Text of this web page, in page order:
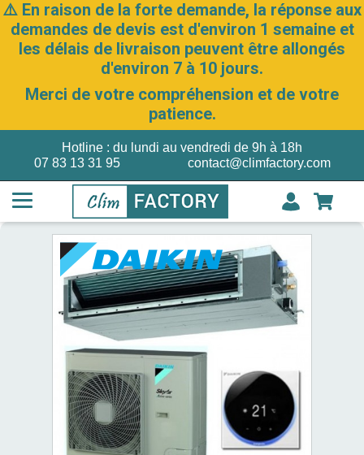
⚠️ En raison de la forte demande, la réponse aux
demandes de devis est d'environ 1 semaine et
les délais de livraison peuvent être allongés
d'environ 7 à 10 jours.
Merci de votre compréhension et de votre
patience.
07 83 13 31 95
Hotline : du lundi au vendredi de 9h à 18h
contact@climfactory.com